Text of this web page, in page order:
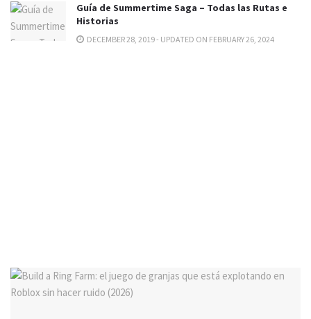
Guía de Summertime Saga – Todas las Rutas e
Historias
DECEMBER 28, 2019 - UPDATED ON FEBRUARY 26, 2024